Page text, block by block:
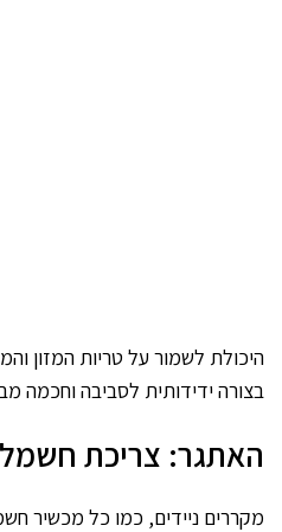
היכולת לשמור על טריות המזון
בצורה ידידותית לסביבה וחכמה
האתגר: צריכת חשמל
מקררים ניידים, כמו כל מכשיר